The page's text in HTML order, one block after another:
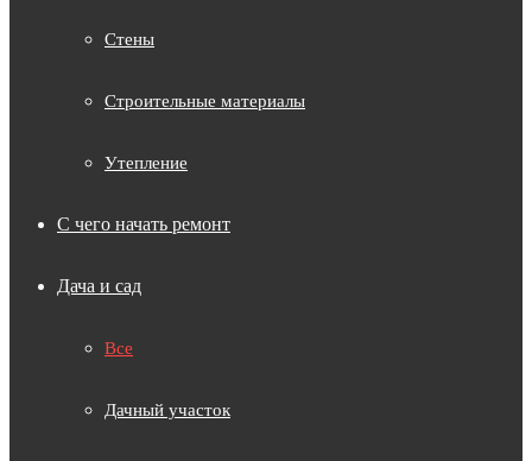
Стены
Строительные материалы
Утепление
С чего начать ремонт
Дача и сад
Все
Дачный участок